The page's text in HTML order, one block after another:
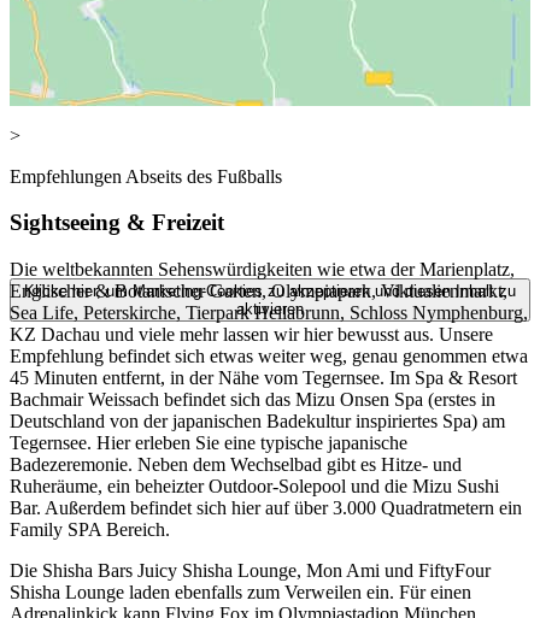
Klicke hier, um Marketing-Cookies zu akzeptieren und diesen Inhalt zu
aktivieren
>
Empfehlungen Abseits des Fußballs
Sightseeing & Freizeit
Die weltbekannten Sehenswürdigkeiten wie etwa der Marienplatz,
Englischer & Botanischer Garten, Olympiapark, Viktualienmarkt,
Sea Life, Peterskirche, Tierpark Hellabrunn, Schloss Nymphenburg,
KZ Dachau und viele mehr lassen wir hier bewusst aus. Unsere
Empfehlung befindet sich etwas weiter weg, genau genommen etwa
45 Minuten entfernt, in der Nähe vom Tegernsee. Im Spa & Resort
Bachmair Weissach befindet sich das Mizu Onsen Spa (erstes in
Deutschland von der japanischen Badekultur inspiriertes Spa) am
Tegernsee. Hier erleben Sie eine typische japanische
Badezeremonie. Neben dem Wechselbad gibt es Hitze- und
Ruheräume, ein beheizter Outdoor-Solepool und die Mizu Sushi
Bar. Außerdem befindet sich hier auf über 3.000 Quadratmetern ein
Family SPA Bereich.
Die Shisha Bars Juicy Shisha Lounge, Mon Ami und FiftyFour
Shisha Lounge laden ebenfalls zum Verweilen ein. Für einen